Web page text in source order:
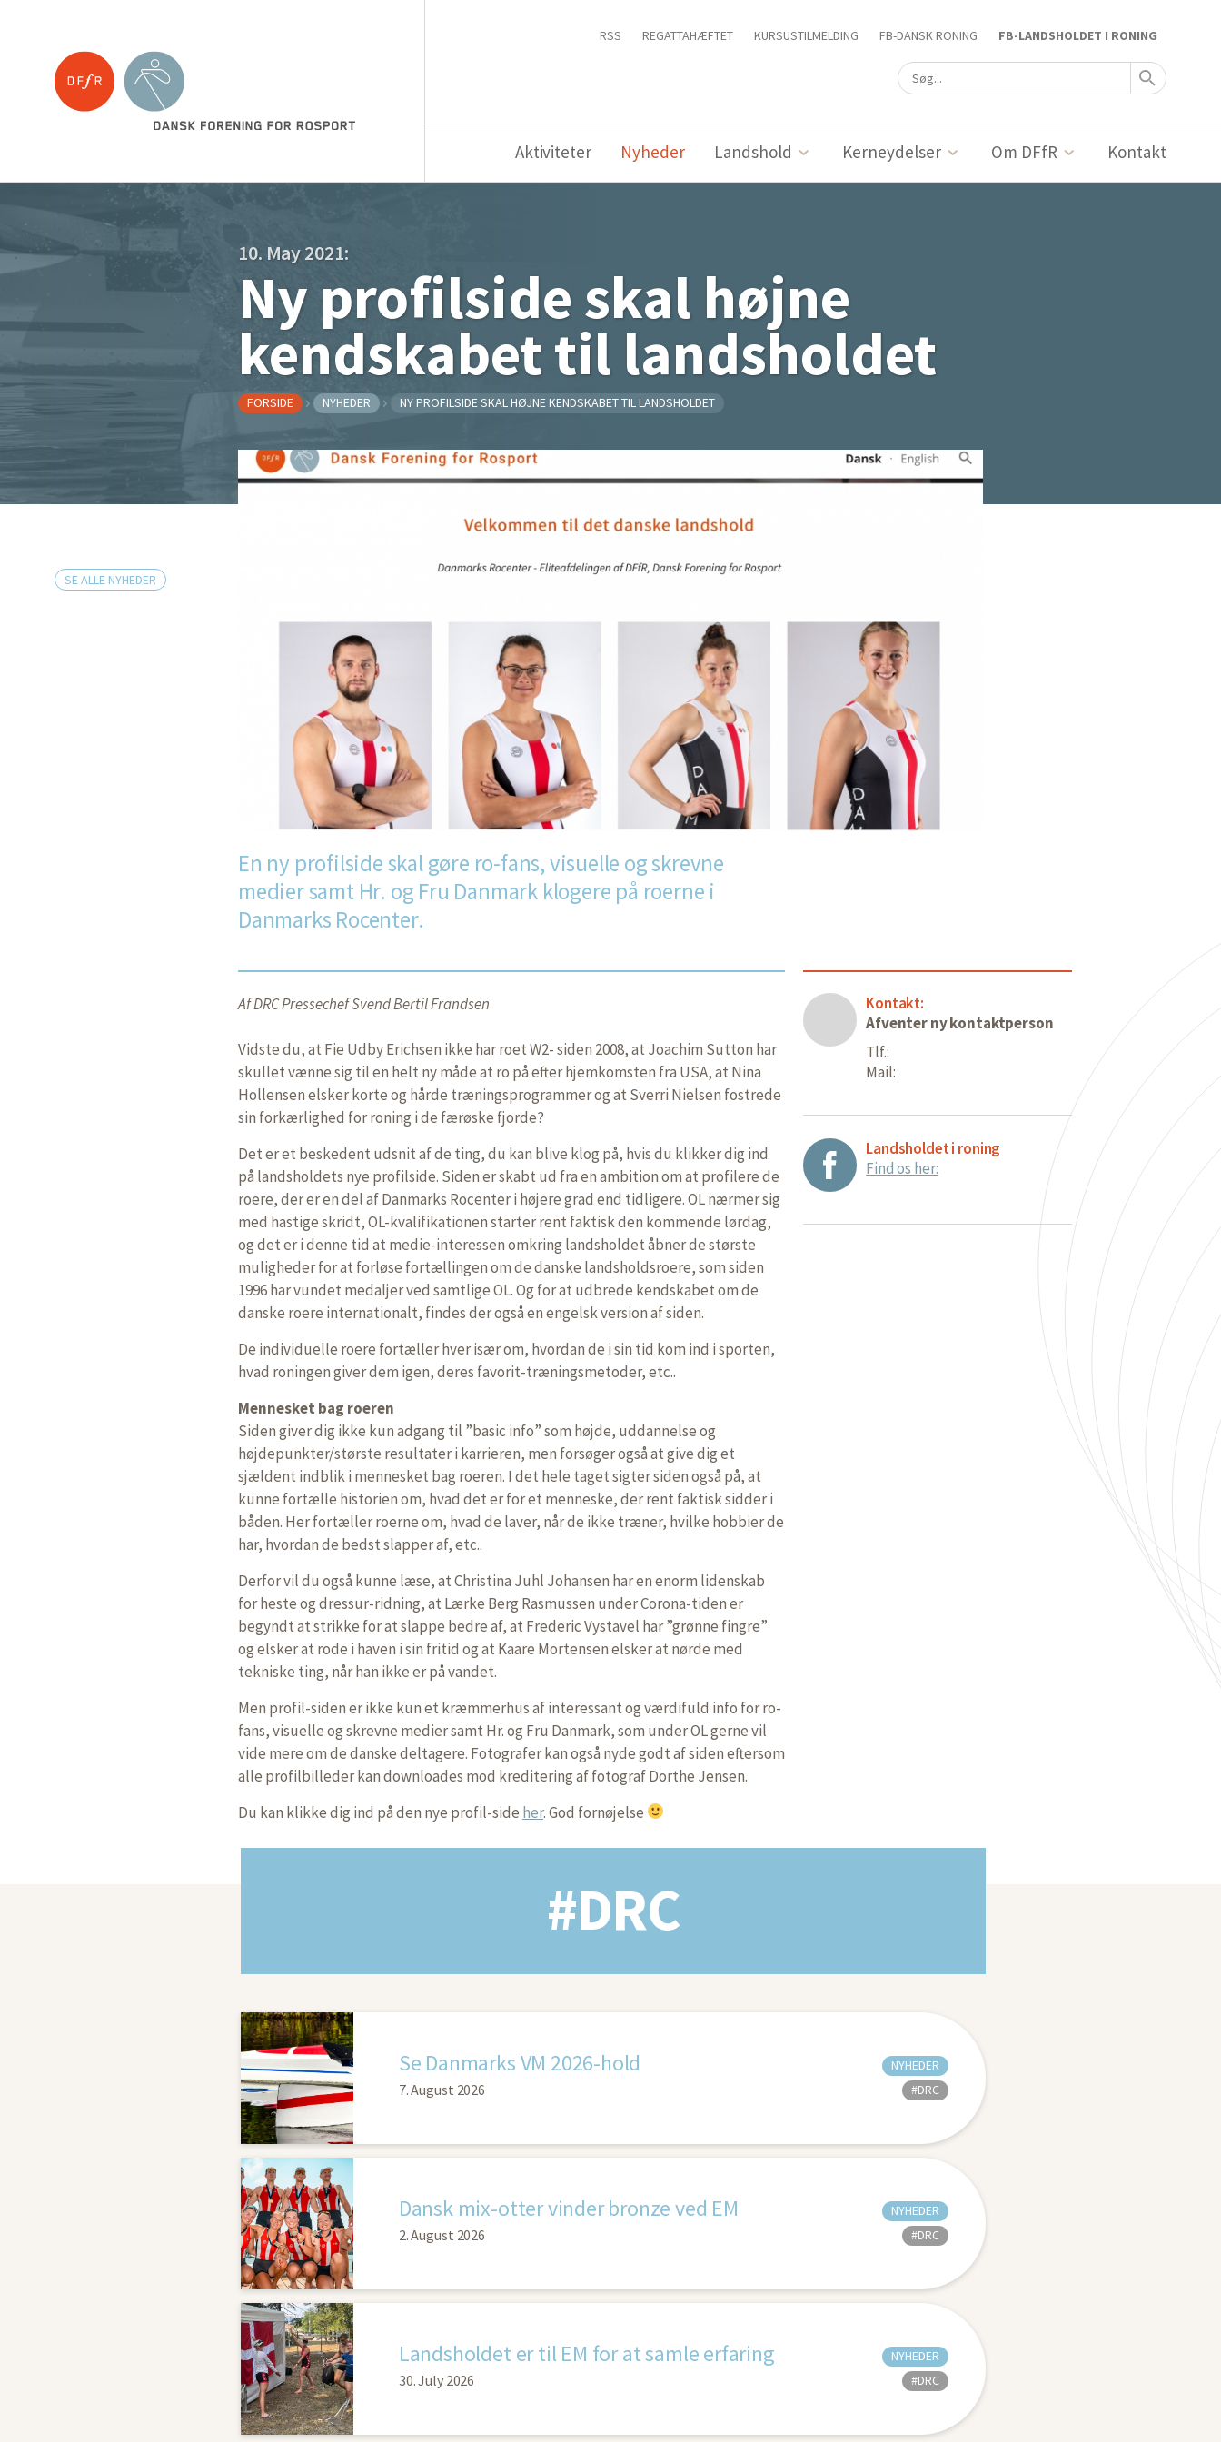
RSS REGATTAHÆFTET KURSUSTILMELDING FB-DANSK RONING FB-LANDSHOLDET I RONING
Aktiviteter Nyheder Landshold Kerneydelser Om DFfR Kontakt
10. May 2021:
Ny profilside skal højne
kendskabet til landsholdet
FORSIDE NYHEDER NY PROFILSIDE SKAL HØJNE KENDSKABET TIL LANDSHOLDET
SE ALLE NYHEDER
En ny profilside skal gøre ro-fans, visuelle og skrevne
medier samt Hr. og Fru Danmark klogere på roerne i
Danmarks Rocenter.
Af DRC Pressechef Svend Bertil Frandsen
Vidste du, at Fie Udby Erichsen ikke har roet W2- siden 2008, at Joachim Sutton har
skullet vænne sig til en helt ny måde at ro på efter hjemkomsten fra USA, at Nina
Hollensen elsker korte og hårde træningsprogrammer og at Sverri Nielsen fostrede
sin forkærlighed for roning i de færøske fjorde?
Det er et beskedent udsnit af de ting, du kan blive klog på, hvis du klikker dig ind
på landsholdets nye profilside. Siden er skabt ud fra en ambition om at profilere de
roere, der er en del af Danmarks Rocenter i højere grad end tidligere. OL nærmer sig
med hastige skridt, OL-kvalifikationen starter rent faktisk den kommende lørdag,
og det er i denne tid at medie-interessen omkring landsholdet åbner de største
muligheder for at forløse fortællingen om de danske landsholdsroere, som siden
1996 har vundet medaljer ved samtlige OL. Og for at udbrede kendskabet om de
danske roere internationalt, findes der også en engelsk version af siden.
De individuelle roere fortæller hver især om, hvordan de i sin tid kom ind i sporten,
hvad roningen giver dem igen, deres favorit-træningsmetoder, etc..
Mennesket bag roeren
Siden giver dig ikke kun adgang til ”basic info” som højde, uddannelse og
højdepunkter/største resultater i karrieren, men forsøger også at give dig et
sjældent indblik i mennesket bag roeren. I det hele taget sigter siden også på, at
kunne fortælle historien om, hvad det er for et menneske, der rent faktisk sidder i
båden. Her fortæller roerne om, hvad de laver, når de ikke træner, hvilke hobbier de
har, hvordan de bedst slapper af, etc..
Derfor vil du også kunne læse, at Christina Juhl Johansen har en enorm lidenskab
for heste og dressur-ridning, at Lærke Berg Rasmussen under Corona-tiden er
begyndt at strikke for at slappe bedre af, at Frederic Vystavel har ”grønne fingre”
og elsker at rode i haven i sin fritid og at Kaare Mortensen elsker at nørde med
tekniske ting, når han ikke er på vandet.
Men profil-siden er ikke kun et kræmmerhus af interessant og værdifuld info for ro-
fans, visuelle og skrevne medier samt Hr. og Fru Danmark, som under OL gerne vil
vide mere om de danske deltagere. Fotografer kan også nyde godt af siden eftersom
alle profilbilleder kan downloades mod kreditering af fotograf Dorthe Jensen.
Du kan klikke dig ind på den nye profil-side her. God fornøjelse
Kontakt:
Afventer ny kontaktperson
Tlf.:
Mail:
Landsholdet i roning
Find os her:
#DRC
Se Danmarks VM 2026-hold
7. August 2026
NYHEDER
#DRC
Dansk mix-otter vinder bronze ved EM
2. August 2026
NYHEDER
#DRC
Landsholdet er til EM for at samle erfaring
30. July 2026
NYHEDER
#DRC